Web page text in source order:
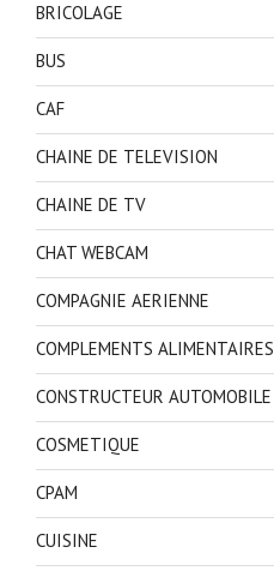
BRICOLAGE
BUS
CAF
CHAINE DE TELEVISION
CHAINE DE TV
CHAT WEBCAM
COMPAGNIE AERIENNE
COMPLEMENTS ALIMENTAIRES
CONSTRUCTEUR AUTOMOBILE
COSMETIQUE
CPAM
CUISINE